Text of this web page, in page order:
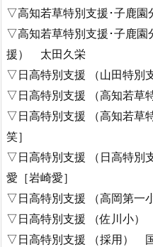
▽高知若草特別支援･子鹿
▽高知若草特別支援･子鹿園
援） 太田久栄
▽日高特別支援 （山田特別
▽日高特別支援 （高知若草
▽日高特別支援 （高知若草
笑］
▽日高特別支援 （日高特別
愛［岩崎愛］
▽日高特別支援 （高岡第一
▽日高特別支援 （佐川小）
▽日高特別支援 （採用）